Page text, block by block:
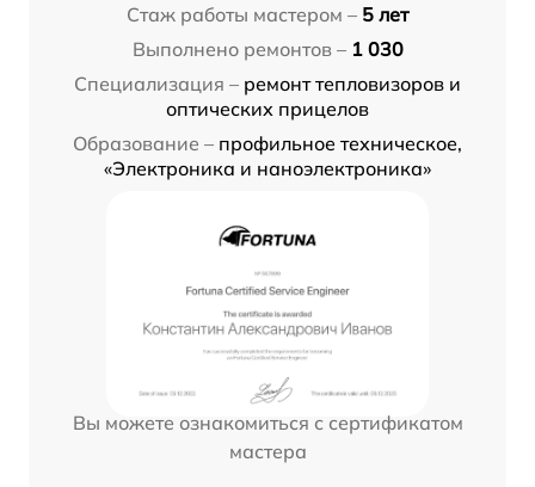
Стаж работы мастером – 5 лет
Выполнено ремонтов – 1 030
Специализация – ремонт тепловизоров и
оптических прицелов
Образование – профильное техническое,
«Электроника и наноэлектроника»
Вы можете ознакомиться с сертификатом
мастера